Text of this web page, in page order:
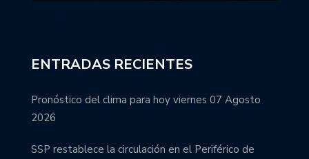
ENTRADAS RECIENTES
Pronóstico del clima para hoy viernes 07 Agosto
2026
SSP restablece la circulación en el Periférico de